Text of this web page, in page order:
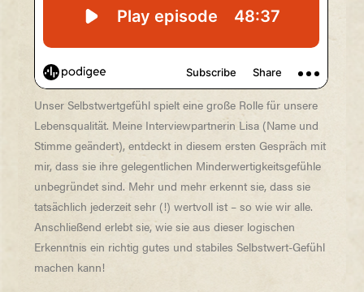
Unser Selbstwertgefühl spielt eine große Rolle für unsere
Lebensqualität. Meine Interviewpartnerin Lisa (Name und
Stimme geändert), entdeckt in diesem ersten Gespräch mit
mir, dass sie ihre gelegentlichen Minderwertigkeitsgefühle
unbegründet sind. Mehr und mehr erkennt sie, dass sie
tatsächlich jederzeit sehr (!) wertvoll ist – so wie wir alle.
Anschließend erlebt sie, wie sie aus dieser logischen
Erkenntnis ein richtig gutes und stabiles Selbstwert-Gefühl
machen kann!